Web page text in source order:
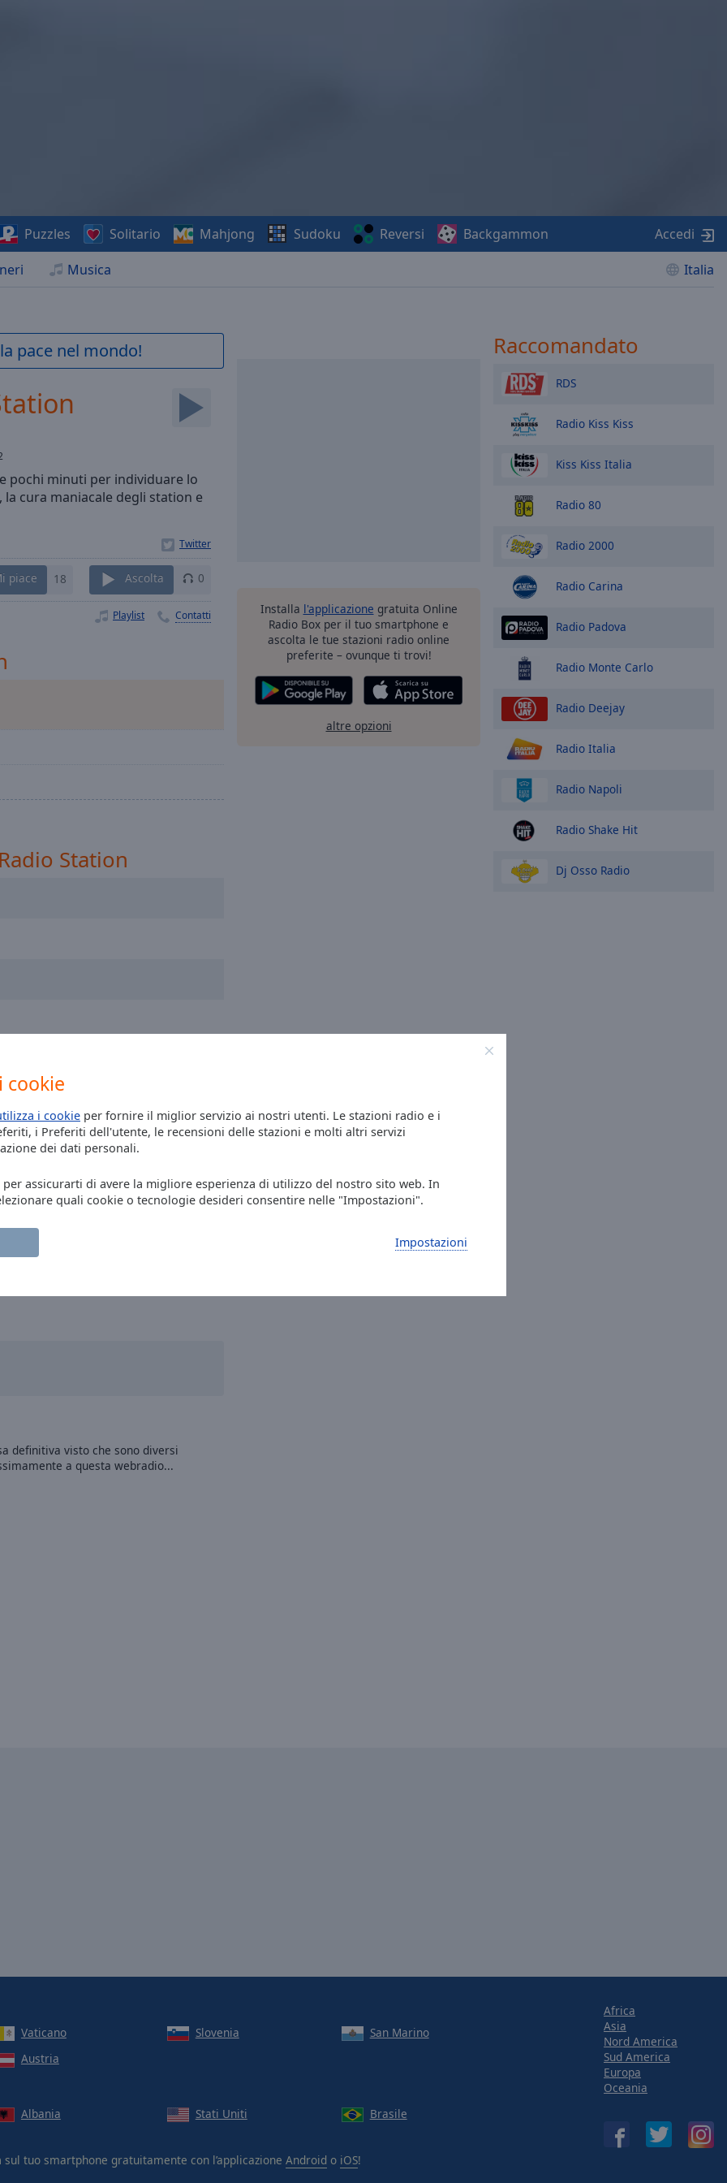
cookie
i cookie per fornire il miglior servizio ai nostri utenti. Le stazioni radio e i
i Preferiti dell'utente, le recensioni delle stazioni e molti altri servizi
dei dati personali.
per assicurarti di avere la migliore esperienza di utilizzo del nostro sito web. In
quali cookie o tecnologie desideri consentire nelle "Impostazioni".
Impostazioni
Musica Italia
Puzzles Solitario Mahjong Sudoku Reversi Backgammon Accedi
pace nel mondo!
pochi minuti per individuare lo
la cura maniacale degli station e
piace 18 Ascolta 0
Playlist Contatti
Station
definitiva visto che sono diversi
a questa webradio...
Installa l'applicazione gratuita Online
Radio Box per il tuo smartphone e
ascolta le tue stazioni radio online
preferite – ovunque ti trovi!
altre opzioni
Raccomandato
RDS
Radio Kiss Kiss
Kiss Kiss Italia
Radio 80
Radio 2000
Radio Carina
Radio Padova
Radio Monte Carlo
Radio Deejay
Radio Italia
Radio Napoli
Radio Shake Hit
Dj Osso Radio
Vaticano Slovenia
San Marino
Austria
Albania Stati Uniti Brasile
sul tuo smartphone gratuitamente con l’applicazione Android o iOS!
Africa
Asia
Nord America
Sud America
Europa
Oceania